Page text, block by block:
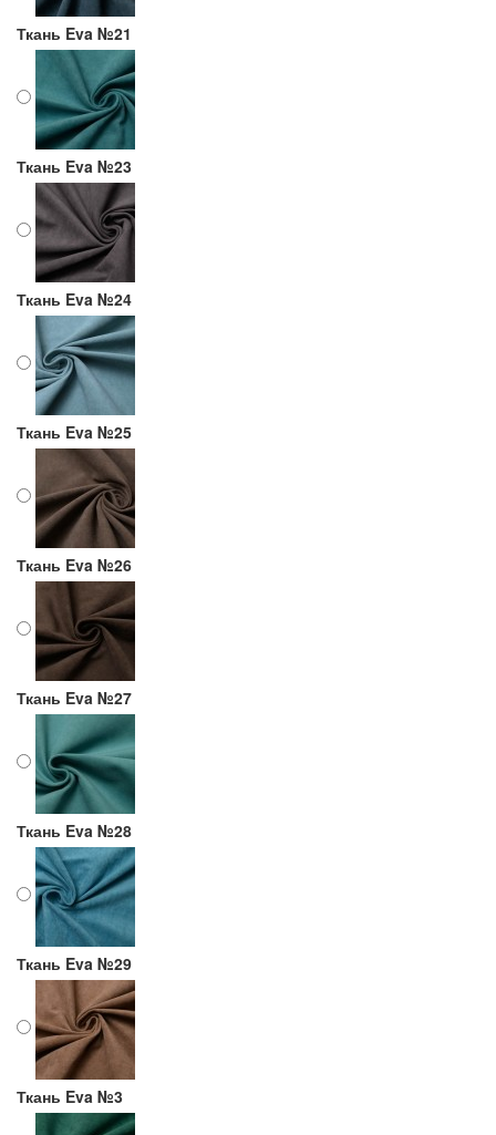
Ткань Eva №21
Ткань Eva №23
Ткань Eva №24
Ткань Eva №25
Ткань Eva №26
Ткань Eva №27
Ткань Eva №28
Ткань Eva №29
Ткань Eva №3